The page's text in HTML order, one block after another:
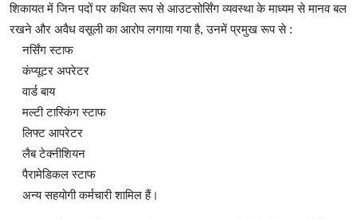
शिकायत में जिन पदों पर कथित रूप से आउटसोर्सिंग व्यवस्था के माध्यम से मानव बल
रखने और अवैध वसूली का आरोप लगाया गया है, उनमें प्रमुख रूप से :
नर्सिंग स्टाफ
कंप्यूटर अपरेटर
वार्ड बाय
मल्टी टास्किंग स्टाफ
लिफ्ट आपरेटर
लैब टेक्नीशियन
पैरामेडिकल स्टाफ
अन्य सहयोगी कर्मचारी शामिल हैं।